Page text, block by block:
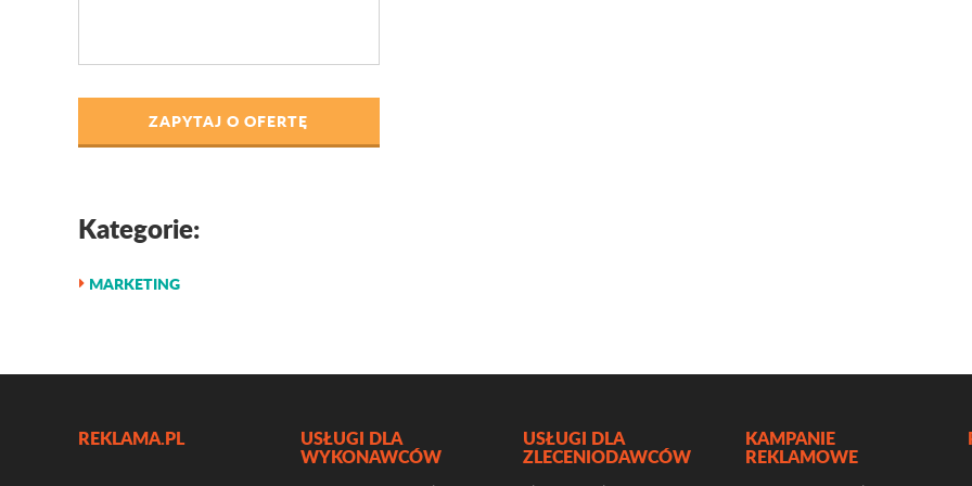
ZAPYTAJ O OFERTĘ
Kategorie:
MARKETING
REKLAMA.PL USŁUGI DLA
WYKONAWCÓW
USŁUGI DLA
ZLECENIODAWCÓW
KAMPANIE
REKLAMOWE